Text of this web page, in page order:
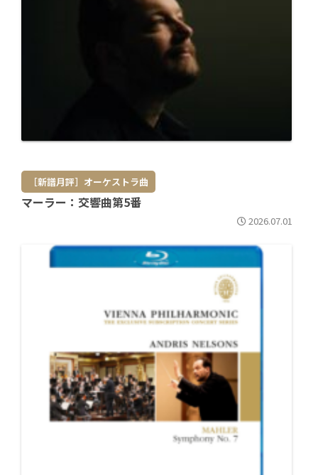
［新譜月評］オーケストラ曲
マーラー：交響曲第5番
2026.07.01